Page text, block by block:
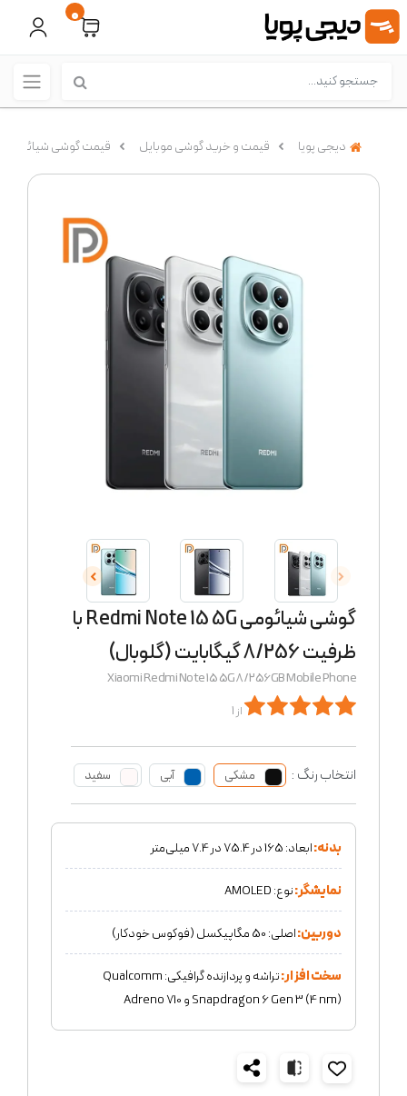
0
دیجی پویا قیمت و خرید گوشی موبایل قیمت گوشی شیائومی (Xiaomi)
گوشی شیائومی Redmi Note 15 5G با
ظرفیت 8/256 گیگابایت (گلوبال)
Xiaomi Redmi Note 15 5G 8/256GB Mobile Phone
از 1
انتخاب رنگ : مشکی آبی سفید
بدنه:ابعاد: 165 در 75.4 در 7.4 میلی‌متر
نمایشگر:نوع: AMOLED
دوربین:اصلی: 50 مگاپیکسل (فوکوس خودکار)
سخت افزار:
تراشه و پردازنده گرافیکی: Qualcomm
Snapdragon 6 Gen 3 (4 nm) و Adreno 710